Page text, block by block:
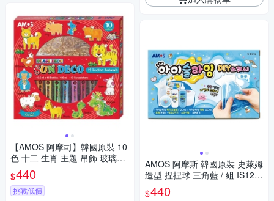
【AMOS 阿摩司】韓國原裝 10
色 十二 生肖 主題 吊飾 玻璃彩
繪 膠 / 組 SD10P10-ZA
$440
挑戰低價
AMOS 阿摩斯 韓國原裝 史萊姆
造型 捏捏球 三角藍 / 組 IS120
P2-BL
$440